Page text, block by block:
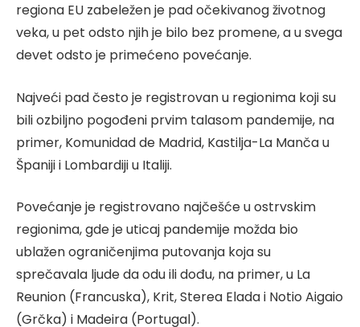
regiona EU zabeležen je pad očekivanog životnog
veka, u pet odsto njih je bilo bez promene, a u svega
devet odsto je primećeno povećanje.
Najveći pad često je registrovan u regionima koji su
bili ozbiljno pogođeni prvim talasom pandemije, na
primer, Komunidad de Madrid, Kastilja-La Manča u
Španiji i Lombardiji u Italiji.
Povećanje je registrovano najčešće u ostrvskim
regionima, gde je uticaj pandemije možda bio
ublažen ograničenjima putovanja koja su
sprečavala ljude da odu ili dođu, na primer, u La
Reunion (Francuska), Krit, Sterea Elada i Notio Aigaio
(Grčka) i Madeira (Portugal).